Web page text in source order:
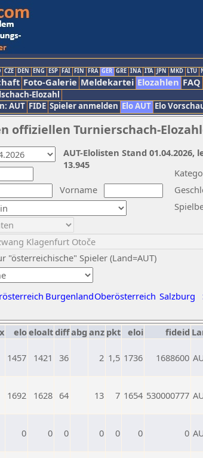
CZE DEN ENG ESP FAI FIN FRA GER GRE INA ITA JPN MKD LTU
Foto-Galerie Meldekartei Elozahlen FAQ
Elozahl
AUT FIDE Spieler anmelden Elo AUT Elo
offiziellen Turnierschach-
Vorname
"österreichische" Spieler (Land=AUT)
BurgenlandOberösterreich Salzburg
AUT-Elolisten Stand
13.945
eloeloaltdiffabg anz pkt eloi fideid
1457 1421 36 2 1,5 1736 1688600
1692 1628 64 13 7 1654 530000777
0 0 0 0 0 0 0